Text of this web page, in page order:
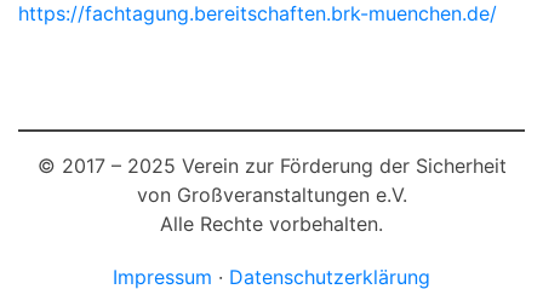
https://fachtagung.bereitschaften.brk-muenchen.de/
© 2017 – 2025 Verein zur Förderung der Sicherheit
von Großveranstaltungen e.V.
Alle Rechte vorbehalten.
Impressum · Datenschutzerklärung